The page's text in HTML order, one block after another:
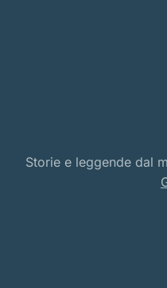
Storie e leggende dal